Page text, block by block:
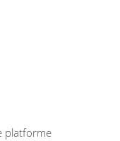
platforme